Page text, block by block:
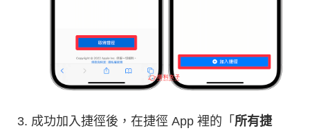
成功加入捷徑後，在捷徑 App 裡的「 所有捷